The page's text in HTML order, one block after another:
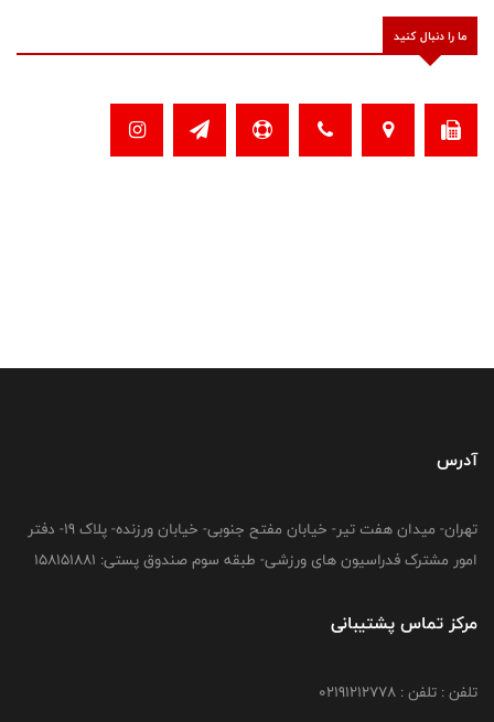
ما را دنبال کنید
آدرس
تهران- میدان هفت تیر- خیابان مفتح جنوبی- خیابان ورزنده- پلاک 19- دفتر
امور مشترک فدراسیون های ورزشی- طبقه سوم صندوق پستی: 158151881
مرکز تماس پشتیبانی
تلفن : تلفن : 02191212778